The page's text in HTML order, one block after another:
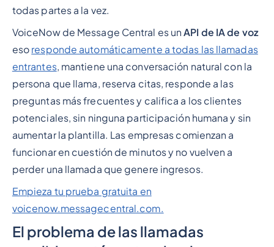
todas partes a la vez.
VoiceNow de Message Central es unAPI de IA de voz
eso responde automáticamente a todas las llamadas
entrantes, mantiene una conversación natural con la
persona que llama, reserva citas, responde a las
preguntas más frecuentes y califica a los clientes
potenciales, sin ninguna participación humana y sin
aumentar la plantilla. Las empresas comienzan a
funcionar en cuestión de minutos y no vuelven a
perder una llamada que genere ingresos.
Empieza tu prueba gratuita en
voicenow.messagecentral.com.
El problema de las llamadas